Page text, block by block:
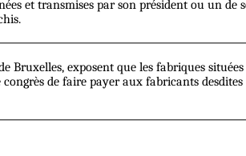
et transmises par son président ou un de
exposent que les fabriques
de faire payer aux fabricants